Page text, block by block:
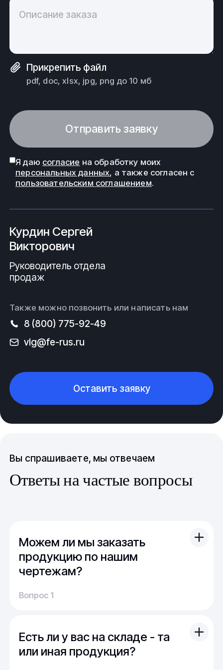
Описание заказа
Прикрепить файл
pdf, doc, xlsx, jpg, png до 10 мб
Отправить заявку
Я даю согласие на обработку моих
персональных данных, а также согласен с
пользовательским соглашением.
Курдин Сергей
Викторович
Руководитель отдела
продаж
Также можно позвонить или написать нам
8 (800) 775-92-49
vlg@fe-rus.ru
Оставить заявку
Вы спрашиваете, мы отвечаем
Ответы на частые вопросы
Можем ли мы заказать
продукцию по нашим
чертежам?
Вы можете отправить свой чертеж/проект
(в т.ч. примерный) с техническим заданием.
Мы можем изготовить для вас как мелкую
продукцию (метизы, точеные отводы,
детали), так и большие изделия
Вопрос 1
Есть ли у вас на складе - та
или иная продукция?